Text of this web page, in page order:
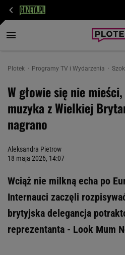
Plotek Programy TV i Wydarzenia
W głowie się nie
muzyka z Wielkiej
nagrano
Aleksandra Pietrow
18 maja 2026, 14:07
Wciąż nie milkną echa po
Internauci zaczęli
brytyjska delegancja
reprezentanta - Look Mum